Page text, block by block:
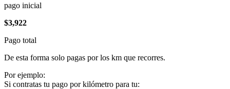
pago inicial
$3,922
Pago total
De esta forma solo pagas por los km que recorres.
Por ejemplo:
Si contratas tu pago por kilómetro para tu: